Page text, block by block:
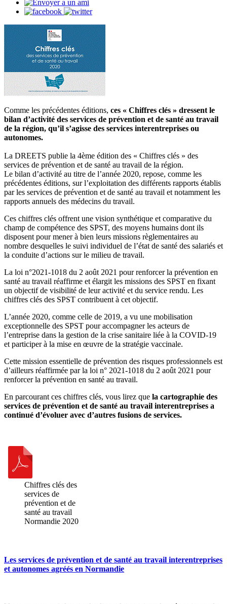
Comme les précédentes éditions, ces « Chiffres clés » dressent le
bilan d’activité des services de prévention et de santé au travail
de la région, qu’il s’agisse des services interentreprises ou
autonomes.
La DREETS publie la 4ème édition des « Chiffres clés » des
services de prévention et de santé au travail de la région.
Le bilan d’activité au titre de l’année 2020, repose, comme les
précédentes éditions, sur l’exploitation des différents rapports établis
par les services de prévention et de santé au travail et notamment les
rapports annuels des médecins du travail.
Ces chiffres clés offrent une vision synthétique et comparative du
champ de compétence des SPST, des moyens humains dont ils
disposent pour mener à bien leurs missions règlementaires au
nombre desquelles le suivi individuel de l’état de santé des salariés et
la conduite d’actions sur le milieu de travail.
La loi n°2021-1018 du 2 août 2021 pour renforcer la prévention en
santé au travail réaffirme et élargit les missions des SPST en fixant
un objectif de visibilité de leur activité et du service rendu. Les
chiffres clés des SPST contribuent à cet objectif.
L’année 2020, comme celle de 2019, a vu une mobilisation
exceptionnelle des SPST pour accompagner les acteurs de
l’entreprise dans la gestion de la crise sanitaire liée à la COVID-19
et participer à la mise en œuvre de la stratégie vaccinale.
Cette mission essentielle de prévention des risques professionnels est
d’ailleurs réaffirmée par la loi n° 2021-1018 du 2 août 2021 pour
renforcer la prévention en santé au travail.
En parcourant ces chiffres clés, vous lirez que la cartographie des
services de prévention et de santé au travail interentreprises a
continué d’évoluer avec d’autres fusions de services.
Chiffres clés des
services de
prévention et de
santé au travail
Normandie 2020
Les services de prévention et de santé au travail interentreprises
et autonomes agréés en Normandie